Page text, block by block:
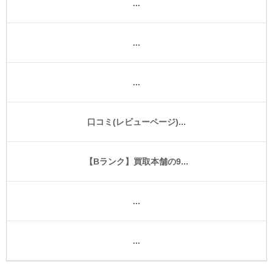
...
...
...
口コミ(レビューページ)...
【Bランク】買取本舗の9...
...
...